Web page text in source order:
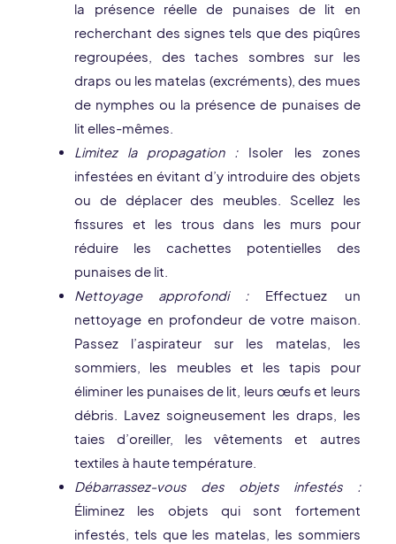
la présence réelle de punaises de lit en
recherchant des signes tels que des piqûres
regroupées, des taches sombres sur les
draps ou les matelas (excréments), des mues
de nymphes ou la présence de punaises de
lit elles-mêmes.
Limitez la propagation :Isoler les zones
infestées en évitant d’y introduire des objets
ou de déplacer des meubles. Scellez les
fissures et les trous dans les murs pour
réduire les cachettes potentielles des
punaises de lit.
Nettoyage approfondi :Effectuez un
nettoyage en profondeur de votre maison.
Passez l’aspirateur sur les matelas, les
sommiers, les meubles et les tapis pour
éliminer les punaises de lit, leurs œufs et leurs
débris. Lavez soigneusement les draps, les
taies d’oreiller, les vêtements et autres
textiles à haute température.
Débarrassez-vous des objets infestés :
Éliminez les objets qui sont fortement
infestés, tels que les matelas, les sommiers